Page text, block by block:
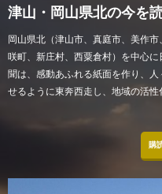
津山・岡山県北の今を
岡山県北（津山市、真庭市、美作
咲町、新庄村、西粟倉村）を中心
聞は、感動あふれる紙面を作り、
せるように東奔西走し、地域の活性
購